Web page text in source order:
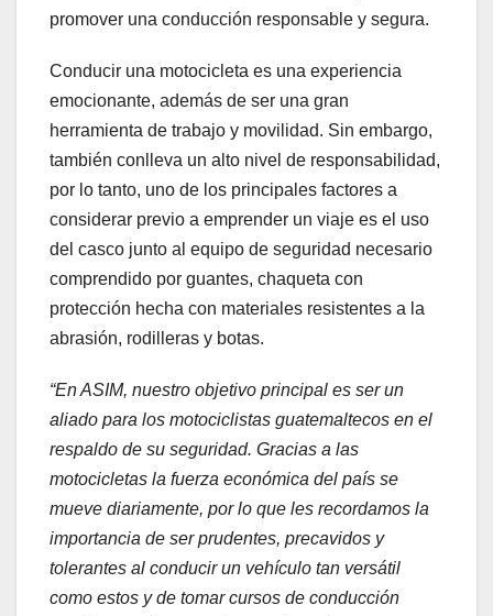
promover una conducción responsable y segura.
Conducir una motocicleta es una experiencia
emocionante, además de ser una gran
herramienta de trabajo y movilidad. Sin embargo,
también conlleva un alto nivel de responsabilidad,
por lo tanto, uno de los principales factores a
considerar previo a emprender un viaje es el uso
del casco junto al equipo de seguridad necesario
comprendido por guantes, chaqueta con
protección hecha con materiales resistentes a la
abrasión, rodilleras y botas.
“En ASIM, nuestro objetivo principal es ser un
aliado para los motociclistas guatemaltecos en el
respaldo de su seguridad. Gracias a las
motocicletas la fuerza económica del país se
mueve diariamente, por lo que les recordamos la
importancia de ser prudentes, precavidos y
tolerantes al conducir un vehículo tan versátil
como estos y de tomar cursos de conducción